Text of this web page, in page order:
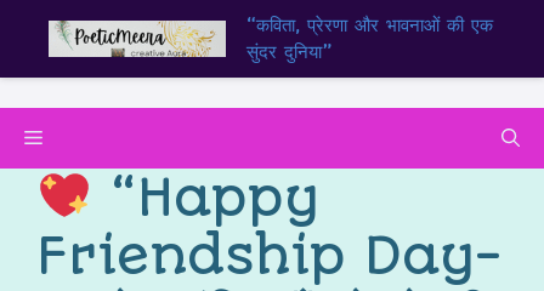
“कविता, प्रेरणा और भावनाओं की एक
सुंदर दुनिया”
“Happy
Friendship Day-